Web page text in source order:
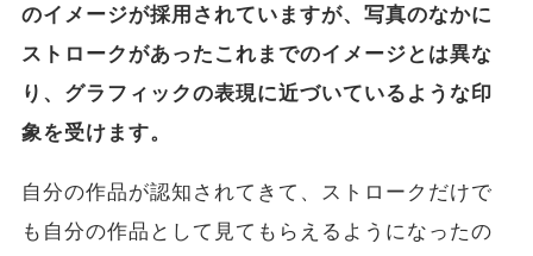
のイメージが採用されていますが、写真のなかに
ストロークがあったこれまでのイメージとは異な
り、グラフィックの表現に近づいているような印
象を受けます。
自分の作品が認知されてきて、ストロークだけで
も自分の作品として見てもらえるようになったの